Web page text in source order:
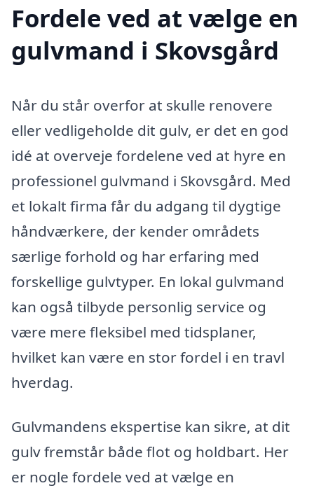
Fordele ved at vælge en
gulvmand i Skovsgård
Når du står overfor at skulle renovere
eller vedligeholde dit gulv, er det en god
idé at overveje fordelene ved at hyre en
professionel gulvmand i Skovsgård. Med
et lokalt firma får du adgang til dygtige
håndværkere, der kender områdets
særlige forhold og har erfaring med
forskellige gulvtyper. En lokal gulvmand
kan også tilbyde personlig service og
være mere fleksibel med tidsplaner,
hvilket kan være en stor fordel i en travl
hverdag.
Gulvmandens ekspertise kan sikre, at dit
gulv fremstår både flot og holdbart. Her
er nogle fordele ved at vælge en